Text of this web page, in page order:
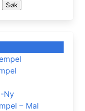
Søk
Ny
– Mal